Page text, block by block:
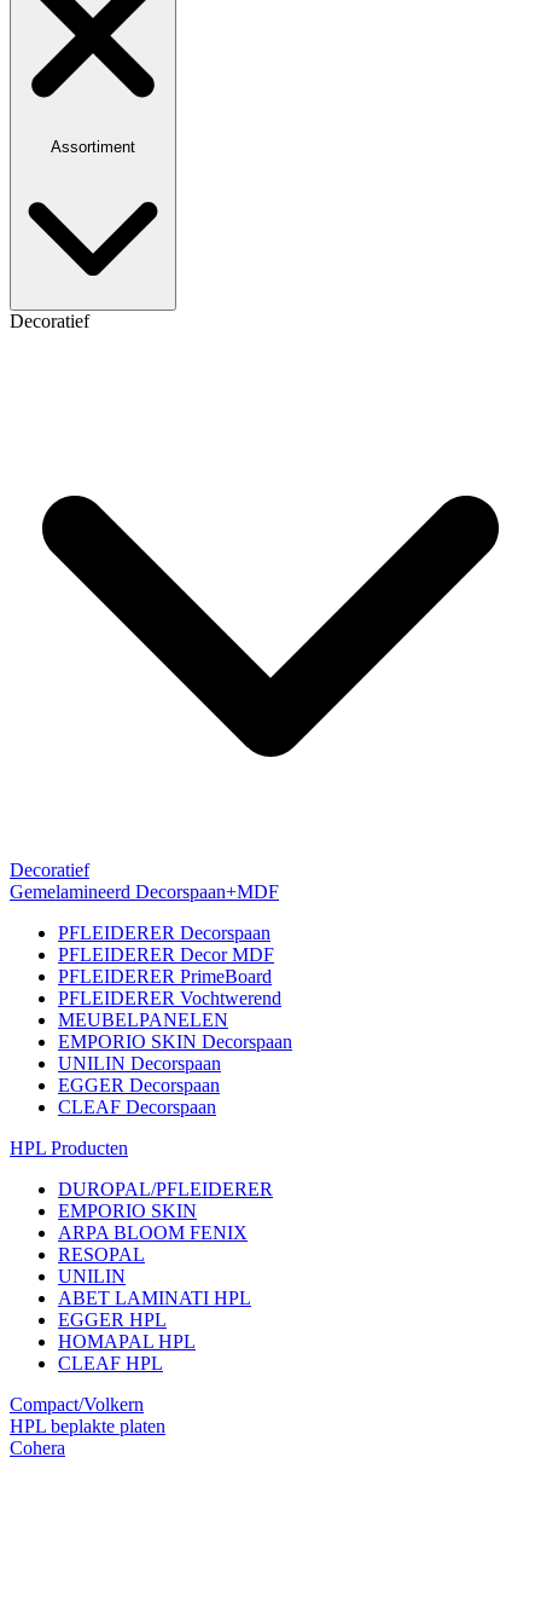
Assortiment
Decoratief
Decoratief
Gemelamineerd Decorspaan+MDF
PFLEIDERER Decorspaan
PFLEIDERER Decor MDF
PFLEIDERER PrimeBoard
PFLEIDERER Vochtwerend
MEUBELPANELEN
EMPORIO SKIN Decorspaan
UNILIN Decorspaan
EGGER Decorspaan
CLEAF Decorspaan
HPL Producten
DUROPAL/PFLEIDERER
EMPORIO SKIN
ARPA BLOOM FENIX
RESOPAL
UNILIN
ABET LAMINATI HPL
EGGER HPL
HOMAPAL HPL
CLEAF HPL
Compact/Volkern
HPL beplakte platen
Cohera